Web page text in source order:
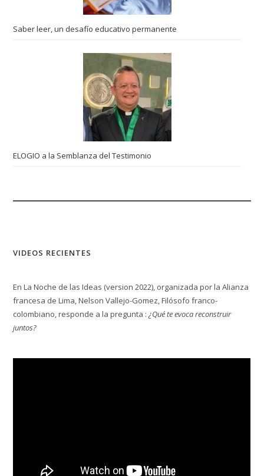
Saber leer, un desafío educativo permanente
ELOGIO a la Semblanza del Testimonio
VIDEOS RECIENTES
En La Noche de las Ideas (version 2022), organizada por la Alianza
francesa de Lima, Nelson Vallejo-Gomez, Filósofo franco-
colombiano, responde a la pregunta :¿Qué te evoca reconstruir
juntos?